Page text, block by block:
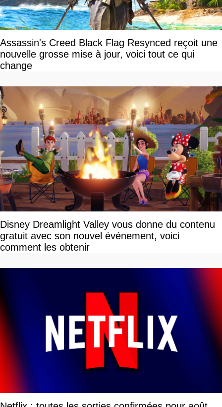
Assassin's Creed Black Flag Resynced reçoit une
nouvelle grosse mise à jour, voici tout ce qui
change
Disney Dreamlight Valley vous donne du contenu
gratuit avec son nouvel événement, voici
comment les obtenir